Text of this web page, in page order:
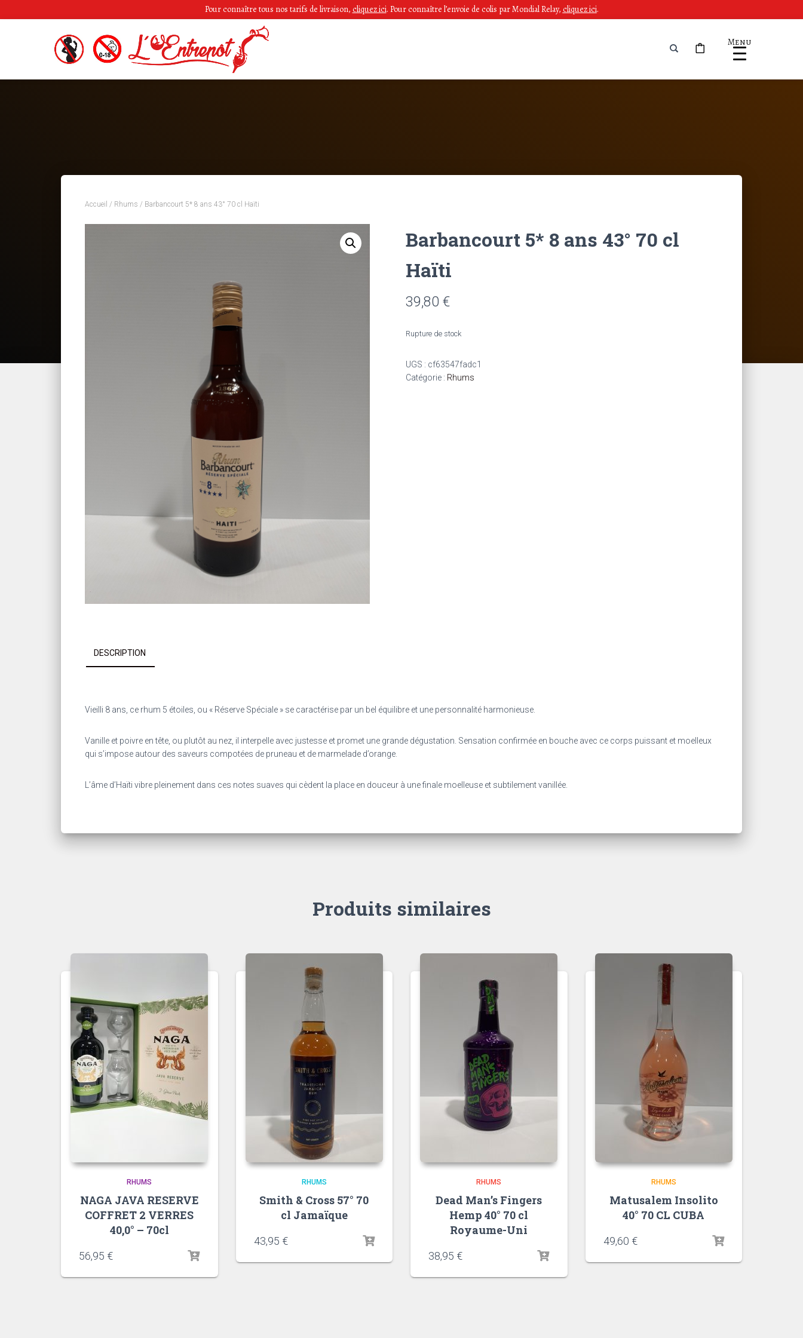
Pour connaître tous nos tarifs de livraison, cliquez ici. Pour connaître l’envoie de colis par Mondial Relay, cliquez ici.
Menu
Accueil / Rhums / Barbancourt 5* 8 ans 43° 70 cl Haïti
Barbancourt 5* 8 ans 43° 70 cl
Haïti
39,80 €
Rupture de stock
UGS : cf63547fadc1
Catégorie : Rhums
DESCRIPTION
Vieilli 8 ans, ce rhum 5 étoiles, ou « Réserve Spéciale » se caractérise par un bel équilibre et une personnalité harmonieuse.
Vanille et poivre en tête, ou plutôt au nez, il interpelle avec justesse et promet une grande dégustation. Sensation confirmée en bouche avec ce corps puissant et moelleux
qui s’impose autour des saveurs compotées de pruneau et de marmelade d’orange.
L’âme d’Haïti vibre pleinement dans ces notes suaves qui cèdent la place en douceur à une finale moelleuse et subtilement vanillée.
Produits similaires
RHUMS
NAGA JAVA RESERVE
COFFRET 2 VERRES
40,0° – 70cl
56,95 €
RHUMS
Smith & Cross 57° 70
cl Jamaïque
43,95 €
RHUMS
Dead Man’s Fingers
Hemp 40° 70 cl
Royaume-Uni
38,95 €
RHUMS
Matusalem Insolito
40° 70 CL CUBA
49,60 €